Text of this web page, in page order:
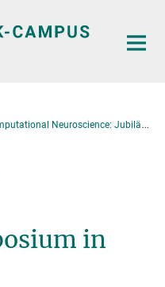
Neuroscience: Jubiläumssymposium in Tübingen
in